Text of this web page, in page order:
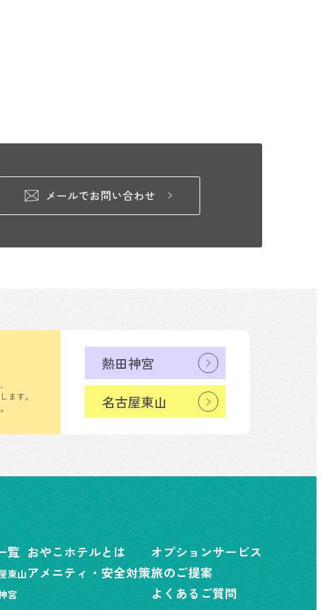
メールでお問い合わせ
ます。
熱田神宮
名古屋東山
覧
東山
宮
おやこホテルとは
アメニティ・安全対策
オプションサービス
旅のご提案
よくあるご質問